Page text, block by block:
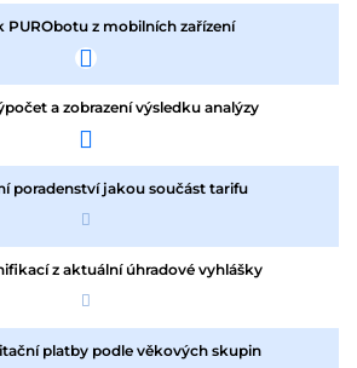
PURObotu z mobilních zařízení
a zobrazení výsledku analýzy
poradenství jakou součást tarifu
z aktuální úhradové vyhlášky
platby podle věkových skupin